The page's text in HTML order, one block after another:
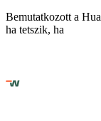
Bemutatkozott a
ha tetszik, ha